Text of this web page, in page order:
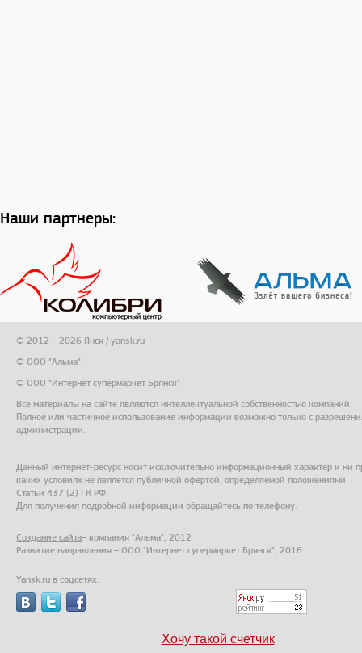
Наши партнеры:
© 2012 – 2026 Янск / yansk.ru
© ООО "Альма"
© ООО "Интернет супермаркет Брянск"
Все материалы на сайте являются интеллектуальной собственностью компаний.
Полное или частичное использование информации возможно только с
администрации.
Данный интернет-ресурс носит исключительно информационный характер и ни
каких условиях не является публичной офертой, определяемой положениями
Статьи 437 (2) ГК РФ.
Для получения подробной информации обращайтесь по телефону.
Создание сайта– компания "Альма", 2012
Развитие направления – ООО "Интернет супермаркет Брянск", 2016
Yansk.ru в соцсетях:
Хочу такой счетчик